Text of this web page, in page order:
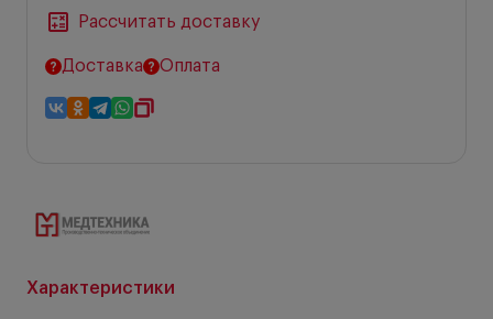
Характеристики
Рассчитать доставку
Доставка Оплата